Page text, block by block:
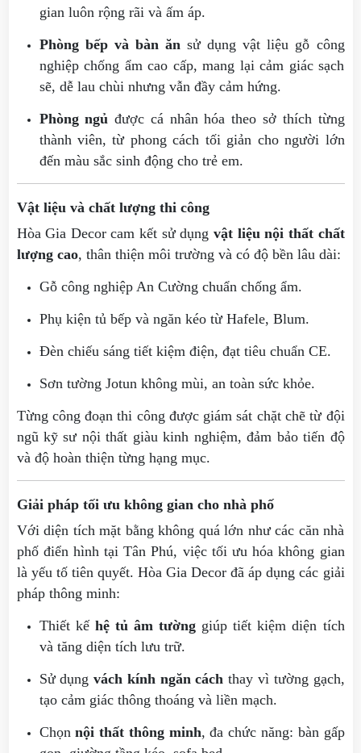
gian luôn rộng rãi và ấm áp.
Phòng bếp và bàn ănsử dụng vật liệu gỗ công
nghiệp chống ẩm cao cấp, mang lại cảm giác sạch
sẽ, dễ lau chùi nhưng vẫn đầy cảm hứng.
Phòng ngủ được cá nhân hóa theo sở thích từng
thành viên, từ phong cách tối giản cho người lớn
đến màu sắc sinh động cho trẻ em.
Vật liệu và chất lượng thi công
Hòa Gia Decor cam kết sử dụng vật liệu nội thất chất
lượng cao, thân thiện môi trường và có độ bền lâu dài:
Gỗ công nghiệp An Cường chuẩn chống ẩm.
Phụ kiện tủ bếp và ngăn kéo từ Hafele, Blum.
Đèn chiếu sáng tiết kiệm điện, đạt tiêu chuẩn CE.
Sơn tường Jotun không mùi, an toàn sức khỏe.
Từng công đoạn thi công được giám sát chặt chẽ từ đội
ngũ kỹ sư nội thất giàu kinh nghiệm, đảm bảo tiến độ
và độ hoàn thiện từng hạng mục.
Giải pháp tối ưu không gian cho nhà phố
Với diện tích mặt bằng không quá lớn như các căn nhà
phố điển hình tại Tân Phú, việc tối ưu hóa không gian
là yếu tố tiên quyết. Hòa Gia Decor đã áp dụng các giải
pháp thông minh:
Thiết kế hệ tủ âm tường giúp tiết kiệm diện tích
và tăng diện tích lưu trữ.
Sử dụngvách kính ngăn cách thay vì tường gạch,
tạo cảm giác thông thoáng và liền mạch.
Chọnnội thất thông minh, đa chức năng: bàn gấp